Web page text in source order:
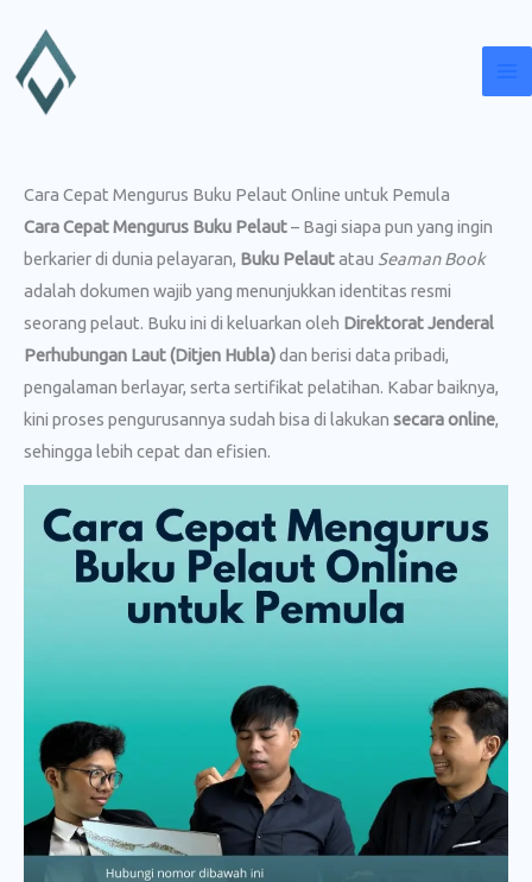
konten
Cara Cepat Mengurus Buku Pelaut Online untuk Pemula
Cara Cepat Mengurus Buku Pelaut– Bagi siapa pun yang ingin
berkarier di dunia pelayaran, Buku Pelautatau Seaman Book
adalah dokumen wajib yang menunjukkan identitas resmi
seorang pelaut. Buku ini di keluarkan oleh Direktorat Jenderal
Perhubungan Laut (Ditjen Hubla)dan berisi data pribadi,
pengalaman berlayar, serta sertifikat pelatihan. Kabar baiknya,
kini proses pengurusannya sudah bisa di lakukan secara online,
sehingga lebih cepat dan efisien.